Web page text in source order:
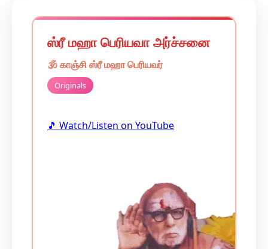
ஸ்ரீ மஹா பெரியவா அர்ச்சனை
🕉️காஞ்சி ஸ்ரீ மஹா பெரியவர்
Originals
🎵 Watch/Listen on YouTube